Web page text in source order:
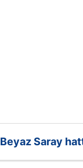
Beyaz Saray